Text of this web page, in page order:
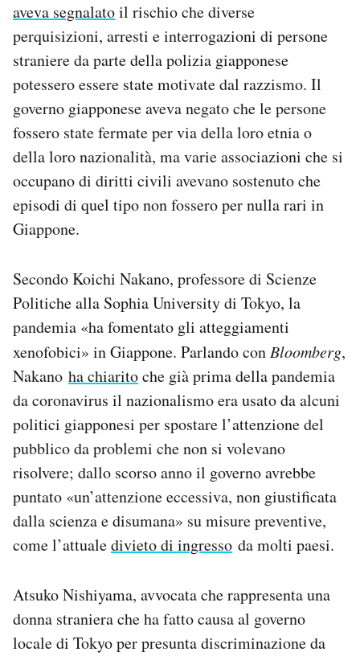
aveva segnalatoil rischio che diverse
perquisizioni, arresti e interrogazioni di persone
straniere da parte della polizia giapponese
potessero essere state motivate dal razzismo. Il
governo giapponese aveva negato che le persone
fossero state fermate per via della loro etnia o
della loro nazionalità, ma varie associazioni che si
occupano di diritti civili avevano sostenuto che
episodi di quel tipo non fossero per nulla rari in
Giappone.
Secondo Koichi Nakano, professore di Scienze
Politiche alla Sophia University di Tokyo, la
pandemia «ha fomentato gli atteggiamenti
xenofobici» in Giappone. Parlando conBloomberg,
Nakano ha chiaritoche già prima della pandemia
da coronavirus il nazionalismo era usato da alcuni
politici giapponesi per spostare l’attenzione del
pubblico da problemi che non si volevano
risolvere; dallo scorso anno il governo avrebbe
puntato «un’attenzione eccessiva, non giustificata
dalla scienza e disumana» su misure preventive,
come l’attualedivieto di ingresso da molti paesi.
Atsuko Nishiyama, avvocata che rappresenta una
donna straniera che ha fatto causa al governo
locale di Tokyo per presunta discriminazione da